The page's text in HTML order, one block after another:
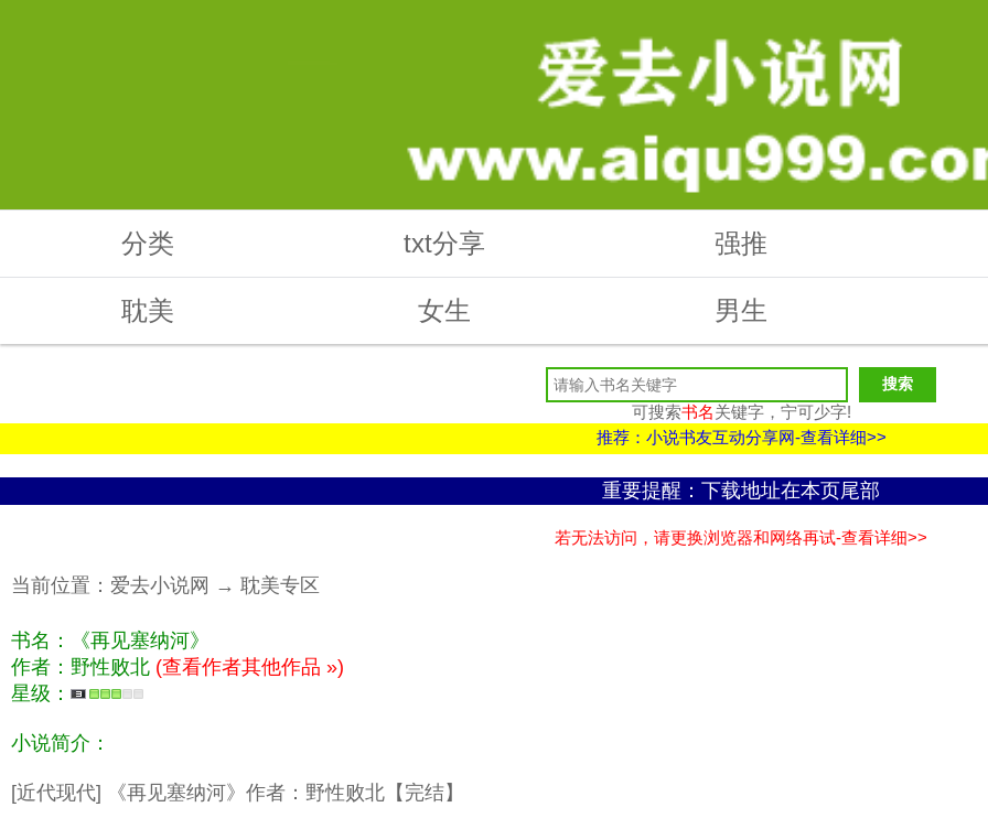
分类 txt分享 强推
耽美 女生 男生
可搜索书名关键字，宁可少字!
推荐：小说书友互动分享网-查看详细>>
重要提醒：下载地址在本页尾部
若无法访问，请更换浏览器和网络再试-查看详细>>
当前位置： 爱去小说网 → 耽美专区
书名：《再见塞纳河》
作者：野性败北 (查看作者其他作品 »)
星级：
小说简介：
[近代现代] 《再见塞纳河》作者：野性败北【完结】